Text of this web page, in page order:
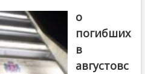
о
погибших
в
августовс